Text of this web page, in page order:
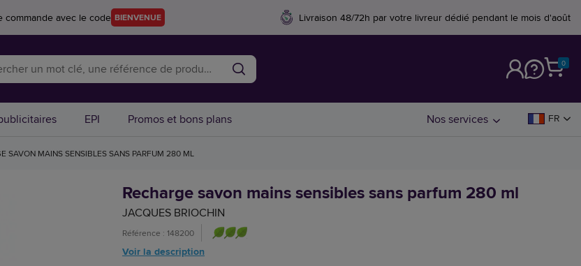
commande avec le code BIENVENUE Livraison 48/72h par votre livreur dédié pendant le mois d'août
0
EPI Promos et bons plans Nos services FR
SAVON MAINS SENSIBLES SANS PARFUM 280 ML
Recharge savon mains sensibles sans parfum 280 ml
JACQUES BRIOCHIN
Référence : 148200
Voir la description